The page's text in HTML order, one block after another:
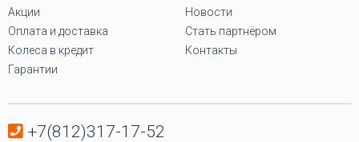
Акции
Оплата и доставка
Колеса в кредит
Гарантии
Новости
Стать партнёром
Контакты
+7(812)317-17-52